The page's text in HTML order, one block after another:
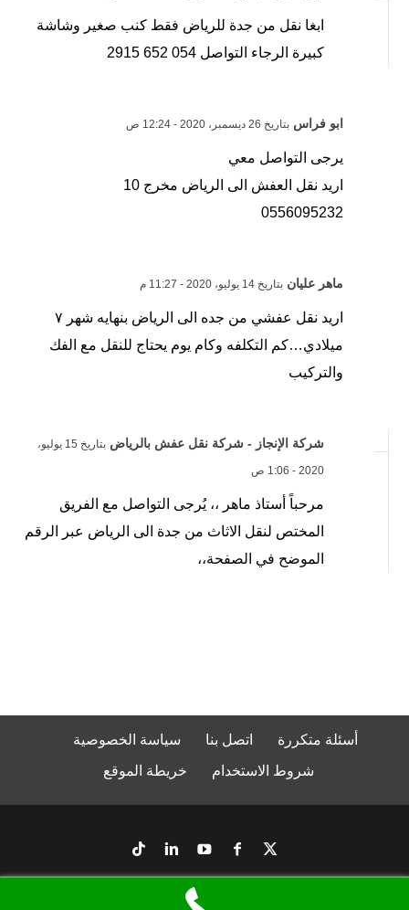
ابغا نقل من جدة للرياض فقط كنب صغير وشاشة
كبيرة الرجاء التواصل 054 652 2915
ابو فراس بتاريخ 26 ديسمبر، 2020 - 12:24 ص
يرجى التواصل معي
اريد نقل العفش الى الرياض مخرج 10
0556095232
ماهر عليان بتاريخ 14 يوليو، 2020 - 11:27 م
اريد نقل عفشي من جده الى الرياض بنهايه شهر ٧
ميلادي…كم التكلفه وكام يوم يحتاج للنقل مع الفك
والتركيب
شركة الإنجاز - شركة نقل عفش بالرياض بتاريخ 15 يوليو،
2020 - 1:06 ص
مرحباً أستاذ ماهر ،، يُرجى التواصل مع الفريق
المختص لنقل الاثاث من جدة الى الرياض عبر الرقم
الموضح في الصفحة،،
أسئلة متكررة اتصل بنا
سياسة الخصوصية
شروط الاستخدام
خريطة الموقع
شركة الإنجاز لنقل وتركيب الأثاث